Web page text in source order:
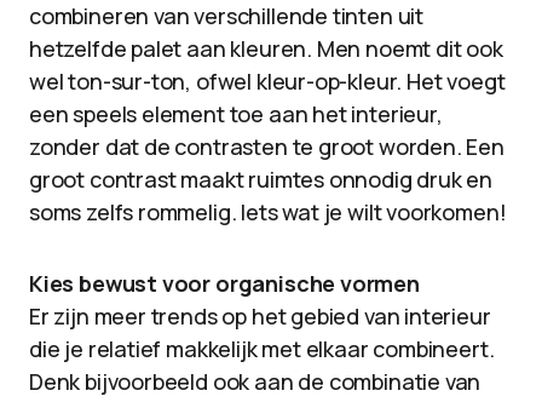
combineren van verschillende tinten uit
hetzelfde palet aan kleuren. Men noemt dit ook
wel ton-sur-ton, ofwel kleur-op-kleur. Het voegt
een speels element toe aan het interieur,
zonder dat de contrasten te groot worden. Een
groot contrast maakt ruimtes onnodig druk en
soms zelfs rommelig. Iets wat je wilt voorkomen!
Kies bewust voor organische vormen
Er zijn meer trends op het gebied van interieur
die je relatief makkelijk met elkaar combineert.
Denk bijvoorbeeld ook aan de combinatie van